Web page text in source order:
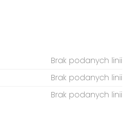
Brak podanych linii
Brak podanych linii
Brak podanych linii